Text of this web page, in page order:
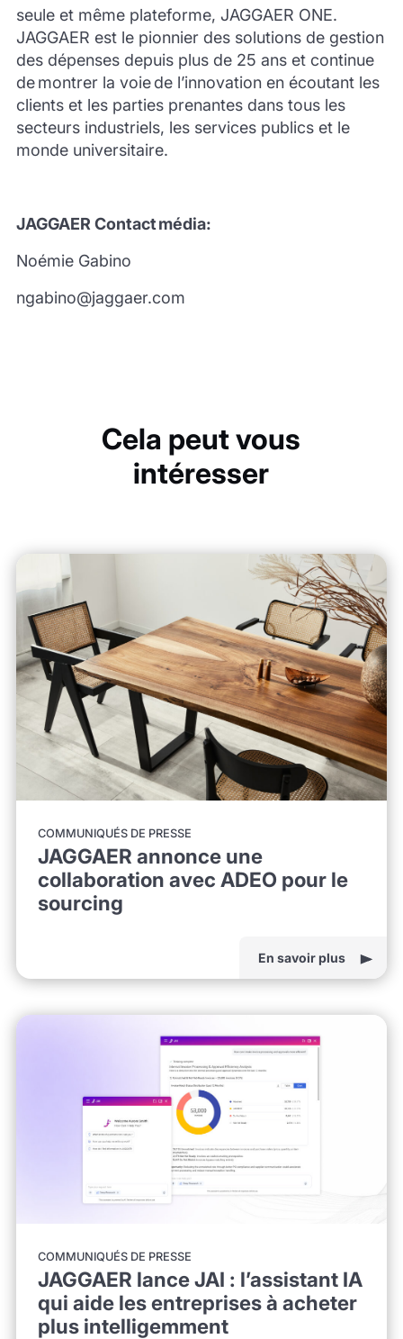
seule et même plateforme, JAGGAER ONE.
JAGGAER est le pionnier des solutions de gestion
des dépenses depuis plus de 25 ans et continue
de montrer la voie de l’innovation en écoutant les
clients et les parties prenantes dans tous les
secteurs industriels, les services publics et le
monde universitaire.
JAGGAER Contactmédia:
Noémie Gabino
ngabino@jaggaer.com
Cela peut vous
intéresser
COMMUNIQUÉS DE PRESSE
JAGGAER annonce une
collaboration avec ADEO pour le
sourcing
En savoir plus
COMMUNIQUÉS DE PRESSE
JAGGAER lance JAI : l’assistant IA
qui aide les entreprises à acheter
plus intelligemment